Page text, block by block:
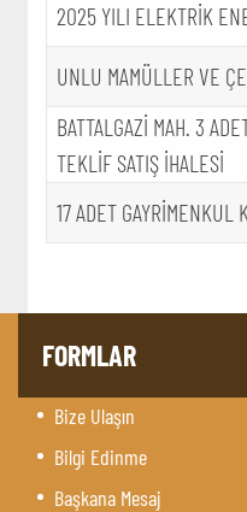
2025 YILI ELEKTRİK
UNLU MAMÜLLER VE
BATTALGAZİ MAH. 3
TEKLİF SATIŞ İHALESİ
17 ADET GAYRİMENKUL
FORMLAR
Bize Ulaşın
Bilgi Edinme
Başkana Mesaj